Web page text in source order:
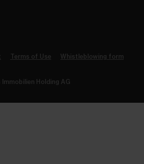
Terms of Use Whistleblowing form
Holding AG